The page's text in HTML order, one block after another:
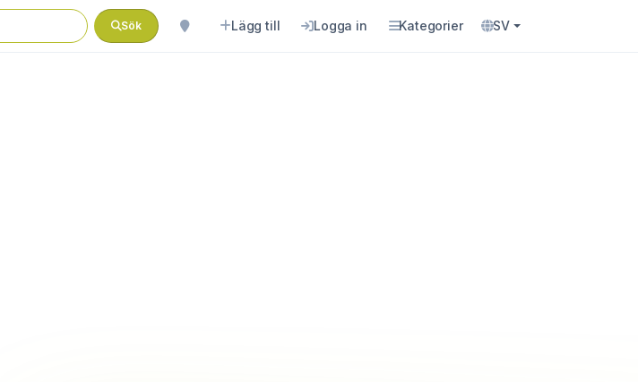
Sök Lägg till Logga in Kategorier SV